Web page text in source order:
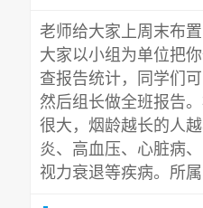
老师给大家上周末布
大家以小组为单位把
查报告统计，同学们
然后组长做全班报告
很大，烟龄越长的人
炎、高血压、心脏病
视力衰退等疾病。所属